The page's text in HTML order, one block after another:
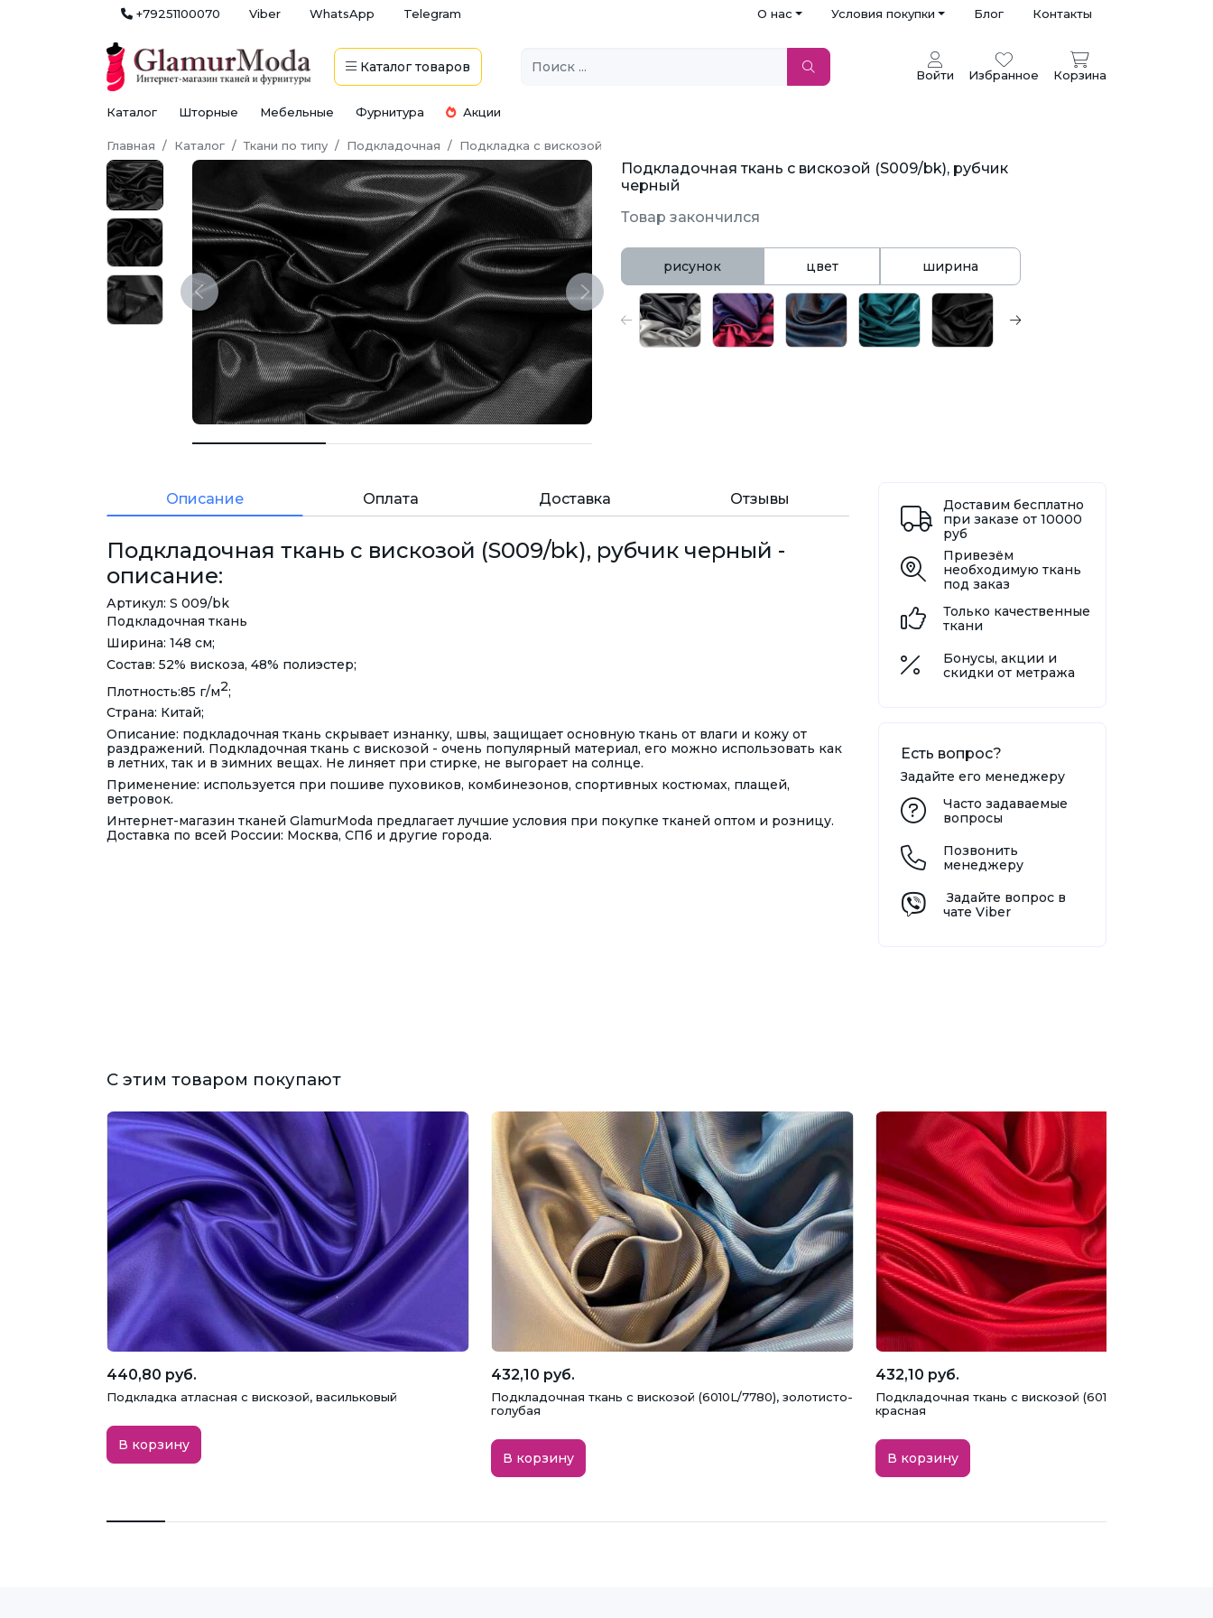
+79251100070 Viber WhatsApp Telegram О нас Условия покупки Блог Контакты
Каталог товаров Войти Избранное Корзина
Каталог Шторные Мебельные Фурнитура Акции
Главная Каталог Ткани по типу Подкладочная Подкладка с вискозой
Previous Next
Подкладочная ткань с вискозой (S009/bk), рубчик
черный
Товар закончился
рисунок цвет ширина
Описание Оплата Доставка Отзывы
Подкладочная ткань с вискозой (S009/bk), рубчик черный -
описание:
Артикул: S 009/bk
Подкладочная ткань
Ширина: 148 см;
Состав: 52% вискоза, 48% полиэстер;
Плотность:85 г/м2;
Страна: Китай;
Описание: подкладочная ткань скрывает изнанку, швы, защищает основную ткань от влаги и кожу от
раздражений. Подкладочная ткань с вискозой - очень популярный материал, его можно использовать как
в летних, так и в зимних вещах. Не линяет при стирке, не выгорает на солнце.
Применение: используется при пошиве пуховиков, комбинезонов, спортивных костюмах, плащей,
ветровок.
Интернет-магазин тканей GlamurModa предлагает лучшие условия при покупке тканей оптом и розницу.
Доставка по всей России: Москва, СПб и другие города.
Доставим бесплатно
при заказе от 10000
руб
Привезём
необходимую ткань
под заказ
Только качественные
ткани
Бонусы, акции и
скидки от метража
Есть вопрос?
Задайте его менеджеру
Часто задаваемые
вопросы
Позвонить
менеджеру
Задайте вопрос в
чате Viber
С этим товаром покупают
440,80 руб.
Подкладка атласная с вискозой, васильковый
В корзину
432,10 руб.
Подкладочная ткань с вискозой (6010L/7780), золотисто-
голубая
В корзину
432,10 руб.
Подкладочная ткань с вискозой (6010L/ 7380) в
красная
В корзину